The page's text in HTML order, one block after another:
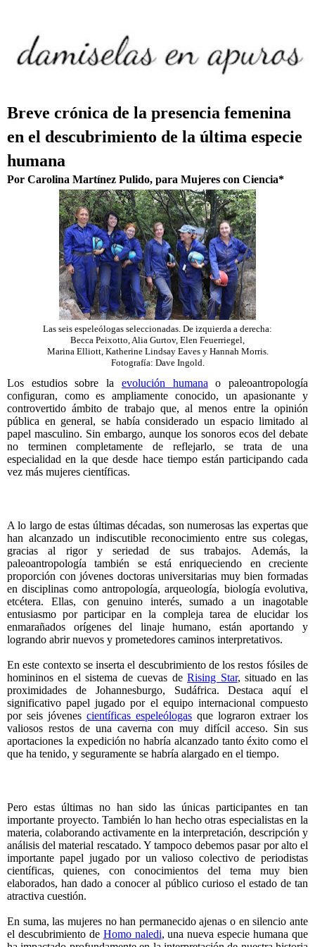
Breve crónica de la presencia femenina
en el descubrimiento de la última especie
humana
Por Carolina Martínez Pulido, para Mujeres con Ciencia*
Las seis espeleólogas seleccionadas. De izquierda a derecha:
Becca Peixotto, Alia Gurtov, Elen Feuerriegel,
Marina Elliott, Katherine Lindsay Eaves y Hannah Morris.
Fotografía: Dave Ingold.
Los estudios sobre la evolución humana o paleoantropología
configuran, como es ampliamente conocido, un apasionante y
controvertido ámbito de trabajo que, al menos entre la opinión
pública en general, se había considerado un espacio limitado al
papel masculino. Sin embargo, aunque los sonoros ecos del debate
no terminen completamente de reflejarlo, se trata de una
especialidad en la que desde hace tiempo están participando cada
vez más mujeres científicas.
A lo largo de estas últimas décadas, son numerosas las expertas que
han alcanzado un indiscutible reconocimiento entre sus colegas,
gracias al rigor y seriedad de sus trabajos. Además, la
paleoantropología también se está enriqueciendo en creciente
proporción con jóvenes doctoras universitarias muy bien formadas
en disciplinas como antropología, arqueología, biología evolutiva,
etcétera. Ellas, con genuino interés, sumado a un inagotable
entusiasmo por participar en la compleja tarea de elucidar los
enmarañados orígenes del linaje humano, están aportando y
logrando abrir nuevos y prometedores caminos interpretativos.
En este contexto se inserta el descubrimiento de los restos fósiles de
homininos en el sistema de cuevas deRising Star, situado en las
proximidades de Johannesburgo, Sudáfrica. Destaca aquí el
significativo papel jugado por el equipo internacional compuesto
por seis jóvenes científicas espeleólogas que lograron extraer los
valiosos restos de una caverna con muy difícil acceso. Sin sus
aportaciones la expedición no habría alcanzado tanto éxito como el
que ha tenido, y seguramente se habría alargado en el tiempo.
Pero estas últimas no han sido las únicas participantes en tan
importante proyecto. También lo han hecho otras especialistas en la
materia, colaborando activamente en la interpretación, descripción y
análisis del material rescatado. Y tampoco debemos pasar por alto el
importante papel jugado por un valioso colectivo de periodistas
científicas, quienes, con conocimientos del tema muy bien
elaborados, han dado a conocer al público curioso el estado de tan
atractiva cuestión.
En suma, las mujeres no han permanecido ajenas o en silencio ante
el descubrimiento de Homo naledi, una nueva especie humana que